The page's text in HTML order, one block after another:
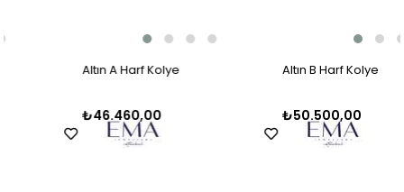
Altın A Harf Kolye
₺46.460,00
Altın B Harf Kolye
₺50.500,00